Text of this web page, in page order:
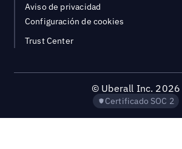
Aviso de privacidad
Configuración de cookies
Trust Center
© Uberall Inc. 2026
Certificado SOC 2